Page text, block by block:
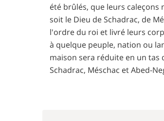
été brûlés, que leurs
soit le Dieu de Schadrac, de
l'ordre du roi et livré leurs
à quelque peuple, nation ou
maison sera réduite en un
Schadrac, Méschac et Abed-